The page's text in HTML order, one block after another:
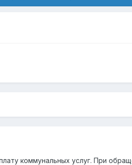
коммунальных услуг. При